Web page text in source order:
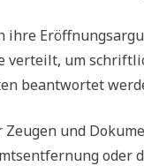
ihre
ver­teilt, um
beant­wor­tet
Zeu­gen und
oder